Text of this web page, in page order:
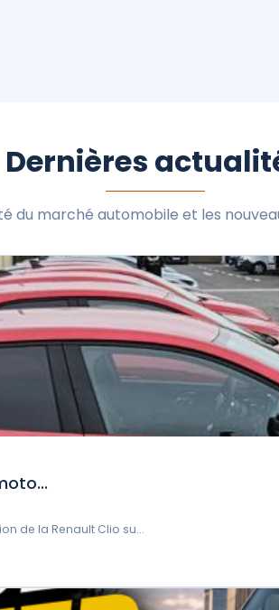
Dernières
du marché automobile et les
de la Renault Clio su...